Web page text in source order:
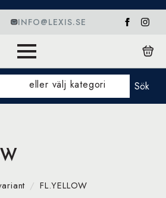
INFO@LEXIS.SE
eller välj kategori Sök
FL.YELLOW